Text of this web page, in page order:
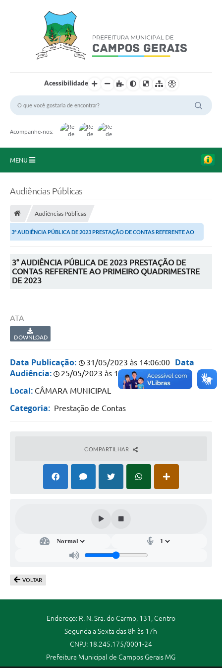
Acessibilidade
Acompanhe-nos:
MENU
Portal da Transparência
Secretarias
Mais
Audiências Públicas
Audiências Públicas
3° AUDIÊNCIA PÚBLICA DE 2023 PRESTAÇÃO DE CONTAS REFERENTE AO
3° AUDIÊNCIA PÚBLICA DE 2023 PRESTAÇÃO DE
CONTAS REFERENTE AO PRIMEIRO QUADRIMESTRE
DE 2023
ATA
DOWNLOAD
Data Publicação: 31/05/2023 às 14:06:00
Data
Audiência:
25/05/2023 às 16:00:00
Local: CÂMARA MUNICIPAL
Categoria: Prestação de Contas
COMPARTILHAR
VOLTAR
Endereço: R. N. Sra. do Carmo, 131, Centro
Segunda a Sexta das 8h às 17h
CNPJ: 18.245.175/0001-24
Prefeitura Municipal de Campos Gerais MG